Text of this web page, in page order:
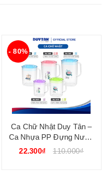
- 80%
Ca Chữ Nhật Duy Tân –
Ca Nhựa PP Đựng Nước
An Toàn, Tiện Dụng DUY
22.300₫ 110.000₫